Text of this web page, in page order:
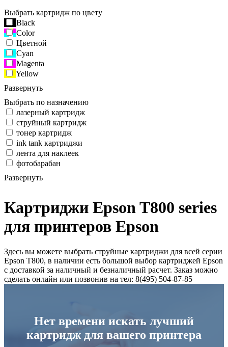
Выбрать картридж по цвету
Black
Color
Цветной
Cyan
Magenta
Yellow
Развернуть
Выбрать по назначению
лазерный картридж
струйный картридж
тонер картридж
ink tank картриджи
лента для наклеек
фотобарабан
Развернуть
Картриджи Epson T800 series
для принтеров Epson
Здесь вы можете выбрать струйные картриджи для всей серии
Epson T800, в наличии есть большой выбор картриджей Epson
с доставкой за наличный и безналичный расчет. Заказ можно
сделать онлайн или позвонив на тел: 8(495) 504-87-85
Нет времени искать лучший
картридж для вашего принтера